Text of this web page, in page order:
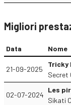
Migliori
Data Nome
21-09-2025
Tricky
Secret
02-07-2024
Les
Sikati